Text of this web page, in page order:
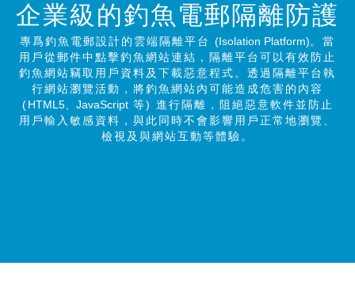
企業級的釣魚電郵隔離防護
專爲釣魚電郵設計的雲端隔離平台 (Isolation Platform)。當
用戶從郵件中點擊釣魚網站連結，隔離平台可以有效防止
釣魚網站竊取用戶資料及下載惡意程式。透過隔離平台執
行網站瀏覽活動，將釣魚網站內可能造成危害的內容
(HTML5、JavaScript等) 進行隔離，阻絕惡意軟件並防止
用戶輸入敏感資料，與此同時不會影響用戶正常地瀏覽、
檢視及與網站互動等體驗。